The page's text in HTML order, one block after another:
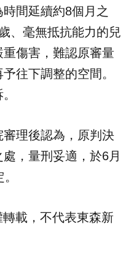
間延續約8個月之
、毫無抵抗能力的兒
傷害，難認原審量
往下調整的空間。
理後認為，原判決
，量刑妥適，於6月
載，不代表東森新